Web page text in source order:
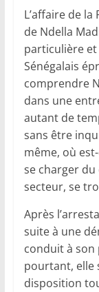
L’affaire de
de Ndella
particulière et
Sénégalais
comprendre
dans une
autant de
sans être
même, où
se charger
secteur, se
Après
suite à une
conduit à son
pourtant, elle
disposition